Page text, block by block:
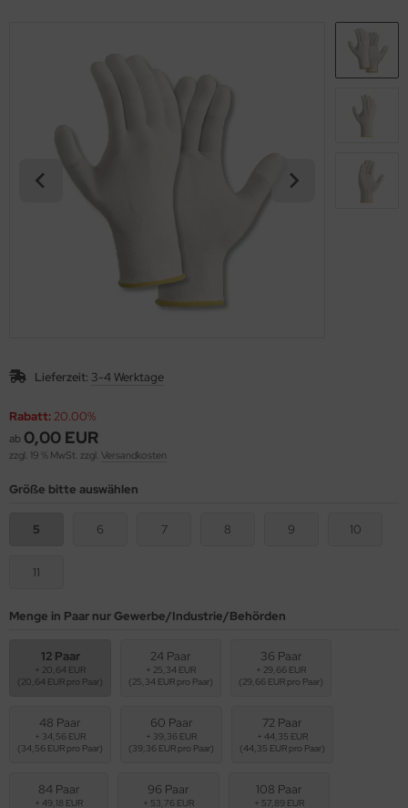
Lieferzeit: 3-4 Werktage
Rabatt: 20.00%
ab 0,00 EUR
zzgl. 19 % MwSt. zzgl. Versandkosten
Größe bitte auswählen
5 6 7 8 9 10
11
Menge in Paar nur Gewerbe/Industrie/Behörden
12 Paar
+ 20,64 EUR
(20,64 EUR pro Paar)
24 Paar
+ 25,34 EUR
(25,34 EUR pro Paar)
36 Paar
+ 29,66 EUR
(29,66 EUR pro Paar)
48 Paar
+ 34,56 EUR
(34,56 EUR pro Paar)
60 Paar
+ 39,36 EUR
(39,36 EUR pro Paar)
72 Paar
+ 44,35 EUR
(44,35 EUR pro Paar)
84 Paar
+ 49,18 EUR
96 Paar
+ 53,76 EUR
108 Paar
+ 57,89 EUR